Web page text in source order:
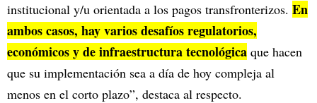
institucional y/u orientada a los pagos transfronterizos. En
ambos casos, hay varios desafíos regulatorios,
económicos y de infraestructura tecnológica que hacen
que su implementación sea a día de hoy compleja al
menos en el corto plazo”, destaca al respecto.